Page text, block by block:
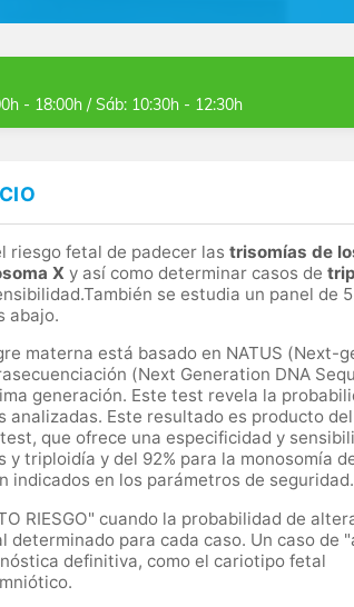
- 18:00h / Sáb: 10:30h - 12:30h
riesgo fetal de padecer las trisomías de
X y así como determinar casos de
se estudia un panel de
abajo.
materna está basado en NATUS (Next-
(Next Generation DNA
generación. Este test revela la
Este resultado es producto
que ofrece una especificidad y
triploidía y del 92% para la monosomía
indicados en los parámetros de seguridad.
RIESGO" cuando la probabilidad de
determinado para cada caso. Un caso de
definitiva, como el cariotipo fetal